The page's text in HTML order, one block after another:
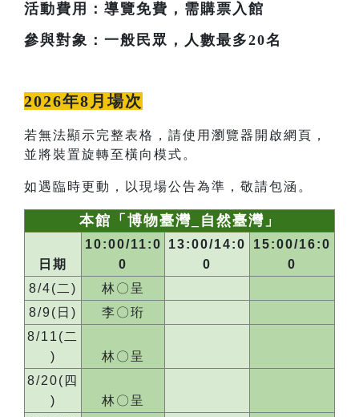
活動費用：導覽免費，需購票入館
參與對象：一般民眾，人數最多20名
2026年8月場次
若無法顯示完整表格，請使用瀏覽器開啟網頁，
並將裝置旋轉至橫向模式。
如遇臨時更動，以現場公告為準，敬請包涵。
本館「博物臺灣_自然臺灣」
日期
10:00/11:0
0
13:00/14:0
0
15:00/16:0
0
8/4(二)
林〇呈
8/9(日)
李〇珩
8/11(二
)
林〇呈
8/20(四
)
林〇呈